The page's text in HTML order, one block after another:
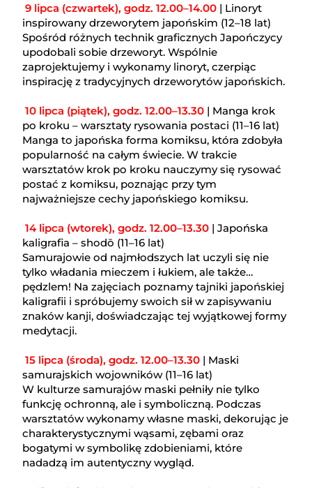
9 lipca (czwartek), godz. 12.00–14.00 | Linoryt
inspirowany drzeworytem japońskim (12–18 lat)
Spośród różnych technik graficznych Japończycy
upodobali sobie drzeworyt. Wspólnie
zaprojektujemy i wykonamy linoryt, czerpiąc
inspirację z tradycyjnych drzeworytów japońskich.
10 lipca (piątek), godz. 12.00–13.30 | Manga krok
po kroku – warsztaty rysowania postaci (11–16 lat)
Manga to japońska forma komiksu, która zdobyła
popularność na całym świecie. W trakcie
warsztatów krok po kroku nauczymy się rysować
postać z komiksu, poznając przy tym
najważniejsze cechy japońskiego komiksu.
14 lipca (wtorek), godz. 12.00–13.30 | Japońska
kaligrafia – shodō (11–16 lat)
Samurajowie od najmłodszych lat uczyli się nie
tylko władania mieczem i łukiem, ale także…
pędzlem! Na zajęciach poznamy tajniki japońskiej
kaligrafii i spróbujemy swoich sił w zapisywaniu
znaków kanji, doświadczając tej wyjątkowej formy
medytacji.
15 lipca (środa), godz. 12.00–13.30 | Maski
samurajskich wojowników (11–16 lat)
W kulturze samurajów maski pełniły nie tylko
funkcję ochronną, ale i symboliczną. Podczas
warsztatów wykonamy własne maski, dekorując je
charakterystycznymi wąsami, zębami oraz
bogatymi w symbolikę zdobieniami, które
nadadzą im autentyczny wygląd.